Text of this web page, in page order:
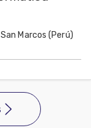
Marcos (Perú)